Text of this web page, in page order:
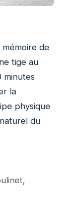
de
tige au
minutes
la
physique
du
,